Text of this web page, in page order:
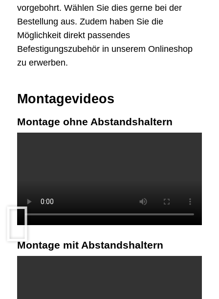
vorgebohrt. Wählen Sie dies gerne bei der
Bestellung aus. Zudem haben Sie die
Möglichkeit direkt passendes
Befestigungszubehör in unserem Onlineshop
zu erwerben.
Montagevideos
Montage ohne Abstandshaltern
Montage mit Abstandshaltern